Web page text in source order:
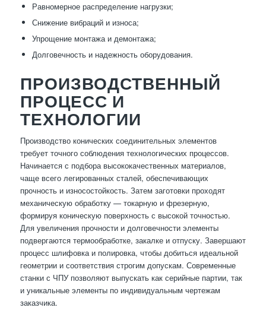
Равномерное распределение нагрузки;
Снижение вибраций и износа;
Упрощение монтажа и демонтажа;
Долговечность и надежность оборудования.
ПРОИЗВОДСТВЕННЫЙ
ПРОЦЕСС И
ТЕХНОЛОГИИ
Производство конических соединительных элементов
требует точного соблюдения технологических процессов.
Начинается с подбора высококачественных материалов,
чаще всего легированных сталей, обеспечивающих
прочность и износостойкость. Затем заготовки проходят
механическую обработку — токарную и фрезерную,
формируя коническую поверхность с высокой точностью.
Для увеличения прочности и долговечности элементы
подвергаются термообработке, закалке и отпуску. Завершают
процесс шлифовка и полировка, чтобы добиться идеальной
геометрии и соответствия строгим допускам. Современные
станки с ЧПУ позволяют выпускать как серийные партии, так
и уникальные элементы по индивидуальным чертежам
заказчика.